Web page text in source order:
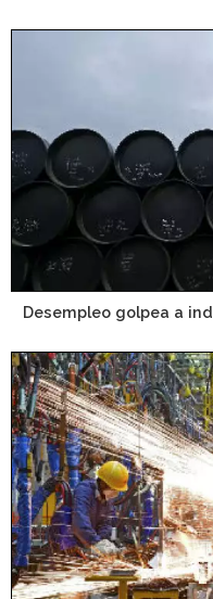
Desempleo golpea a